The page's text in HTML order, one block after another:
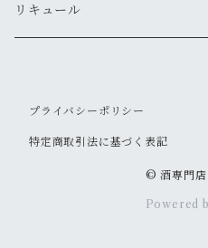
夜明け前
帰山
安曇野ワイナリー
千曲錦・帰山
リキュール
その他
プライバシーポリシー
特定商取引法に基づく表記
© 酒専門
Powered